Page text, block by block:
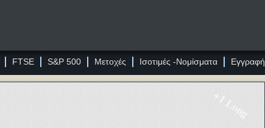
FTSE S&P 500 Μετοχές Ισοτιμές -Νομίσματα Εγγραφή
+1 Long